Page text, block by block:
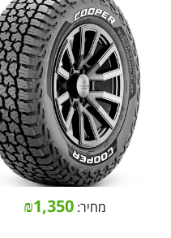
מחיר: ₪1,350